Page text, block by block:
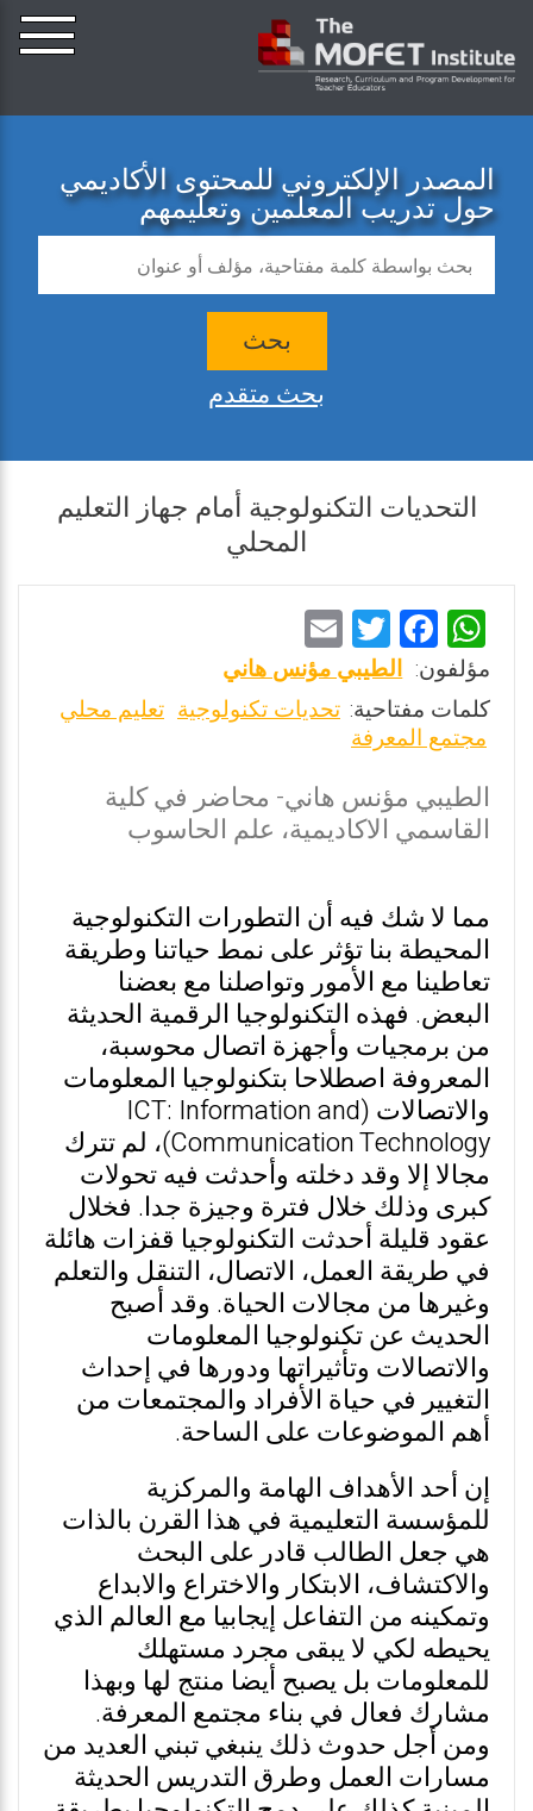
المصدر الإلكتروني للمحتوى الأكاديمي
حول تدريب المعلمين وتعليمهم
بحث
بحث متقدم
التحديات التكنولوجية أمام جهاز التعليم
المحلي
W
h
at
s
p
p
F
a
ce
b
o
o
k
T
wi
tt
er
m
ai
مؤلفون: الطيبي مؤنس هاني
كلمات مفتاحية: تحديات تكنولوجية تعليم محلي
مجتمع المعرفة
الطيبي مؤنس هاني- محاضر في كلية
القاسمي الاكاديمية، علم الحاسوب
مما لا شك فيه أن التطورات التكنولوجية
المحيطة بنا تؤثر على نمط حياتنا وطريقة
تعاطينا مع الأمور وتواصلنا مع بعضنا
البعض. فهذه التكنولوجيا الرقمية الحديثة
من برمجيات وأجهزة اتصال محوسبة،
المعروفة اصطلاحا بتكنولوجيا المعلومات
والاتصالات (ICT: Information and
Communication Technology)، لم تترك
مجالا إلا وقد دخلته وأحدثت فيه تحولات
كبرى وذلك خلال فترة وجيزة جدا. فخلال
عقود قليلة أحدثت التكنولوجيا قفزات هائلة
في طريقة العمل، الاتصال، التنقل والتعلم
وغيرها من مجالات الحياة. وقد أصبح
الحديث عن تكنولوجيا المعلومات
والاتصالات وتأثيراتها ودورها في إحداث
التغيير في حياة الأفراد والمجتمعات من
أهم الموضوعات على الساحة.
إن أحد الأهداف الهامة والمركزية
للمؤسسة التعليمية في هذا القرن بالذات
هي جعل الطالب قادر على البحث
والاكتشاف، الابتكار والاختراع والابداع
وتمكينه من التفاعل إيجابيا مع العالم الذي
يحيطه لكي لا يبقى مجرد مستهلك
للمعلومات بل يصبح أيضا منتج لها وبهذا
مشارك فعال في بناء مجتمع المعرفة.
ومن أجل حدوث ذلك ينبغي تبني العديد من
مسارات العمل وطرق التدريس الحديثة